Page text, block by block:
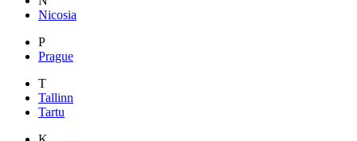
Nicosia
P
Prague
T
Tallinn
Tartu